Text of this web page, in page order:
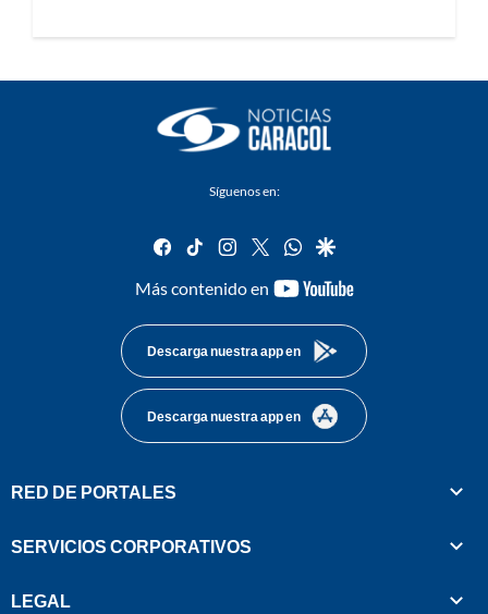
Síguenos en:
facebook
tiktok instagram
twitterwhatsapp
google
Más contenido en
youtube-
Descarga nuestra app en
Descarga nuestra app en
RED DE PORTALES
SERVICIOS CORPORATIVOS
LEGAL